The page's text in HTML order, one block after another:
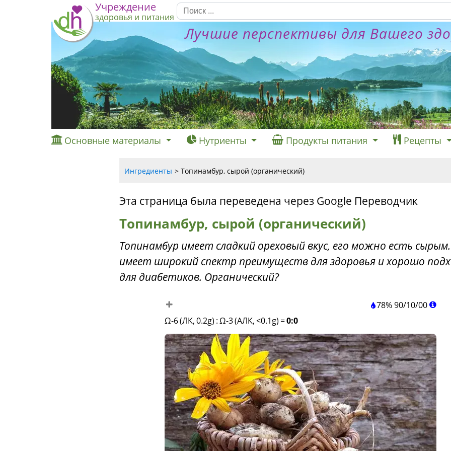
Учреждение
здоровья и питания
Лучшие перспективы для Вашего
Основные материалы Нутриенты Продукты питания Рецепты
Ингредиенты Топинамбур, сырой (органический)
Эта страница была переведена через Google Переводчик
Топинамбур, сырой (органический)
Топинамбур имеет сладкий ореховый вкус, его можно есть
имеет широкий спектр преимуществ для здоровья и хорошо
для диабетиков. Органический?
78%90/10/00
Ω-6 (ЛК, 0.2g) :Ω-3 (АЛК, <0.1g) =0:0